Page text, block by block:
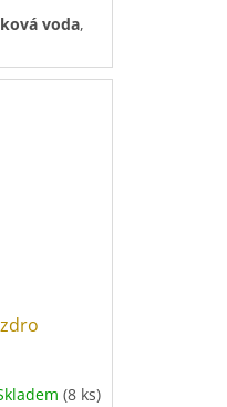
voda,
(8 ks)